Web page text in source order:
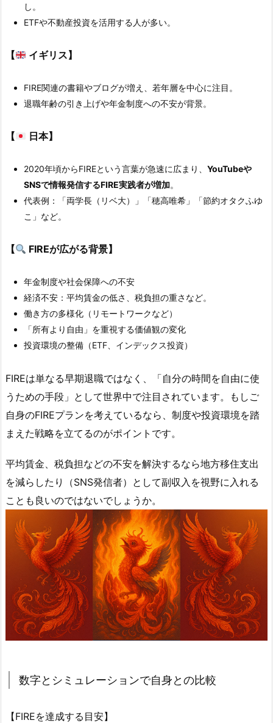
し。
ETFや不動産投資を活用する人が多い。
【 イギリス】
FIRE関連の書籍やブログが増え、若年層を中心に注目。
退職年齢の引き上げや年金制度への不安が背景。
【 日本】
2020年頃からFIREという言葉が急速に広まり、 YouTubeや
SNSで情報発信するFIRE実践者が増加。
代表例：「両学長（リベ大）」「穂高唯希」「節約オタクふゆ
こ」など。
【 FIREが広がる背景】
年金制度や社会保障への不安
経済不安：平均賃金の低さ、税負担の重さなど。
働き方の多様化（リモートワークなど）
「所有より自由」を重視する価値観の変化
投資環境の整備（ETF、インデックス投資）
FIREは単なる早期退職ではなく、「自分の時間を自由に使
うための手段」として世界中で注目されています。もしご
自身のFIREプランを考えているなら、制度や投資環境を踏
まえた戦略を立てるのがポイントです。
平均賃金、税負担などの不安を解決するなら地方移住支出
を減らしたり（SNS発信者）として副収入を視野に入れる
ことも良いのではないでしょうか。
数字とシミュレーションで自身との比較
【FIREを達成する目安】